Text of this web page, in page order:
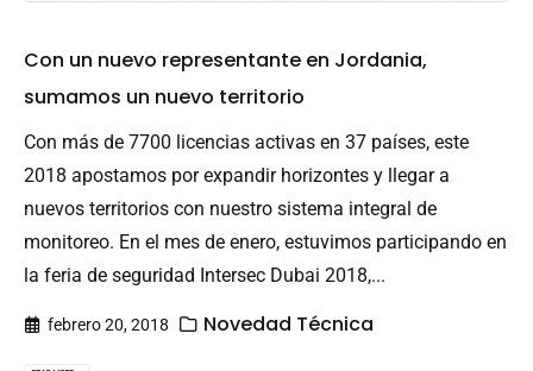
Con un nuevo representante en Jordania,
sumamos un nuevo territorio
Con más de 7700 licencias activas en 37 países, este
2018 apostamos por expandir horizontes y llegar a
nuevos territorios con nuestro sistema integral de
monitoreo. En el mes de enero, estuvimos participando en
la feria de seguridad Intersec Dubai 2018,...
febrero 20, 2018 Novedad Técnica